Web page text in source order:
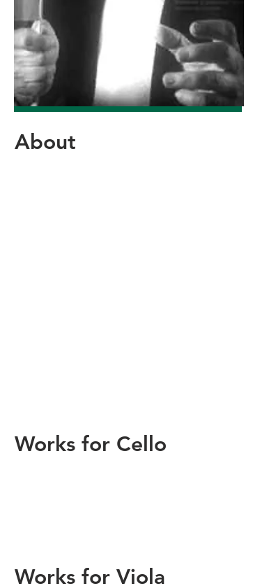
About
Works for Cello
Works for Viola